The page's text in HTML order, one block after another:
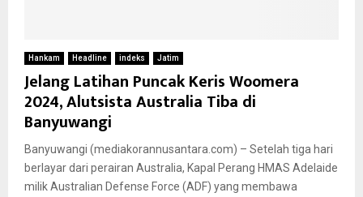
Hankam Headline indeks Jatim
Jelang Latihan Puncak Keris Woomera
2024, Alutsista Australia Tiba di
Banyuwangi
Banyuwangi (mediakorannusantara.com) – Setelah tiga hari
berlayar dari perairan Australia, Kapal Perang HMAS Adelaide
milik Australian Defense Force (ADF) yang membawa